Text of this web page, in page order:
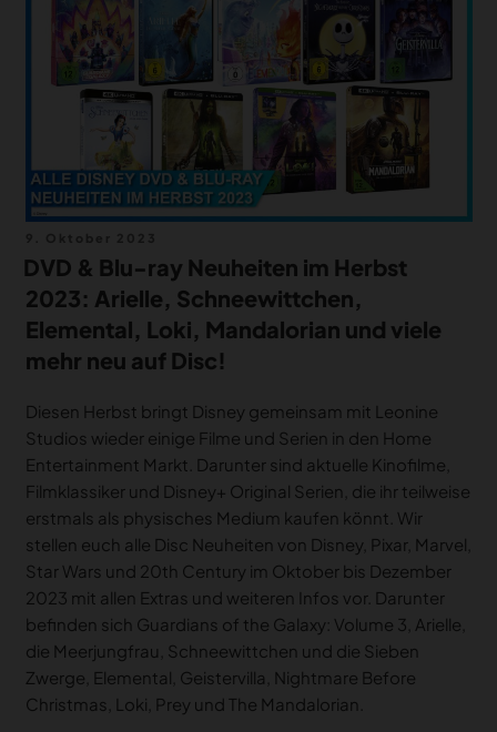
DEALS
MEIN HQ
50
am
DVD & Blu-ray Neuheiten im Herbst
2023: Arielle, Schneewittchen,
Elemental, Loki, Mandalorian und viele
mehr neu auf Disc!
Diesen Herbst bringt Disney gemeinsam mit Leonine
Studios wieder einige Filme und Serien in den Home
Entertainment Markt. Darunter sind aktuelle Kinofilme,
Filmklassiker und Disney+ Original Serien, die ihr teilweise
erstmals als physisches Medium kaufen könnt. Wir
stellen euch alle Disc Neuheiten von Disney, Pixar, Marvel,
Star Wars und 20th Century im Oktober bis Dezember
2023 mit allen Extras und weiteren Infos vor. Darunter
befinden sich Guardians of the Galaxy: Volume 3, Arielle,
die Meerjungfrau, Schneewittchen und die Sieben
Zwerge, Elemental, Geistervilla, Nightmare Before
Christmas, Loki, Prey und The Mandalorian.